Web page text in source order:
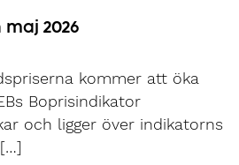
2026
kommer att öka
Boprisindikator
och ligger över indikatorns